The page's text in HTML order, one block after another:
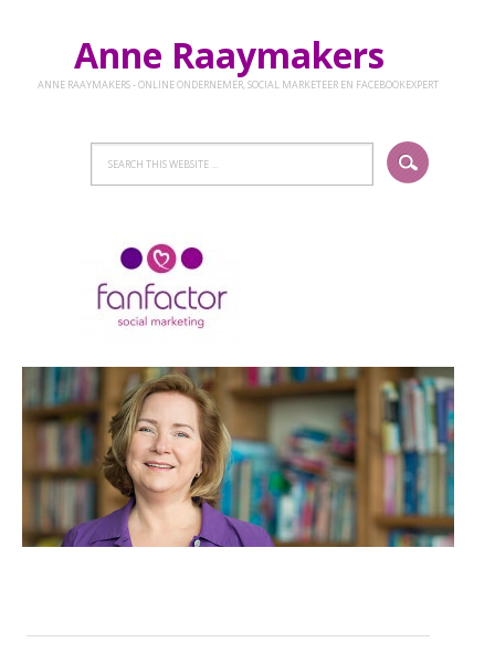
Anne Raaymakers
ANNE RAAYMAKERS - ONLINE ONDERNEMER, SOCIAL MARKETEER EN FACEBOOKEXPERT